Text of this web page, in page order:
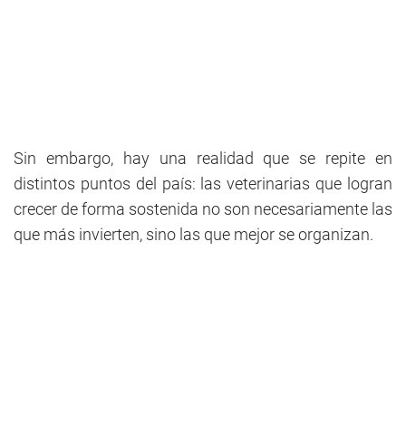
Sin embargo, hay una realidad que se repite en
distintos puntos del país: las veterinarias que logran
crecer de forma sostenida no son necesariamente las
que más invierten, sino las que mejor se organizan.